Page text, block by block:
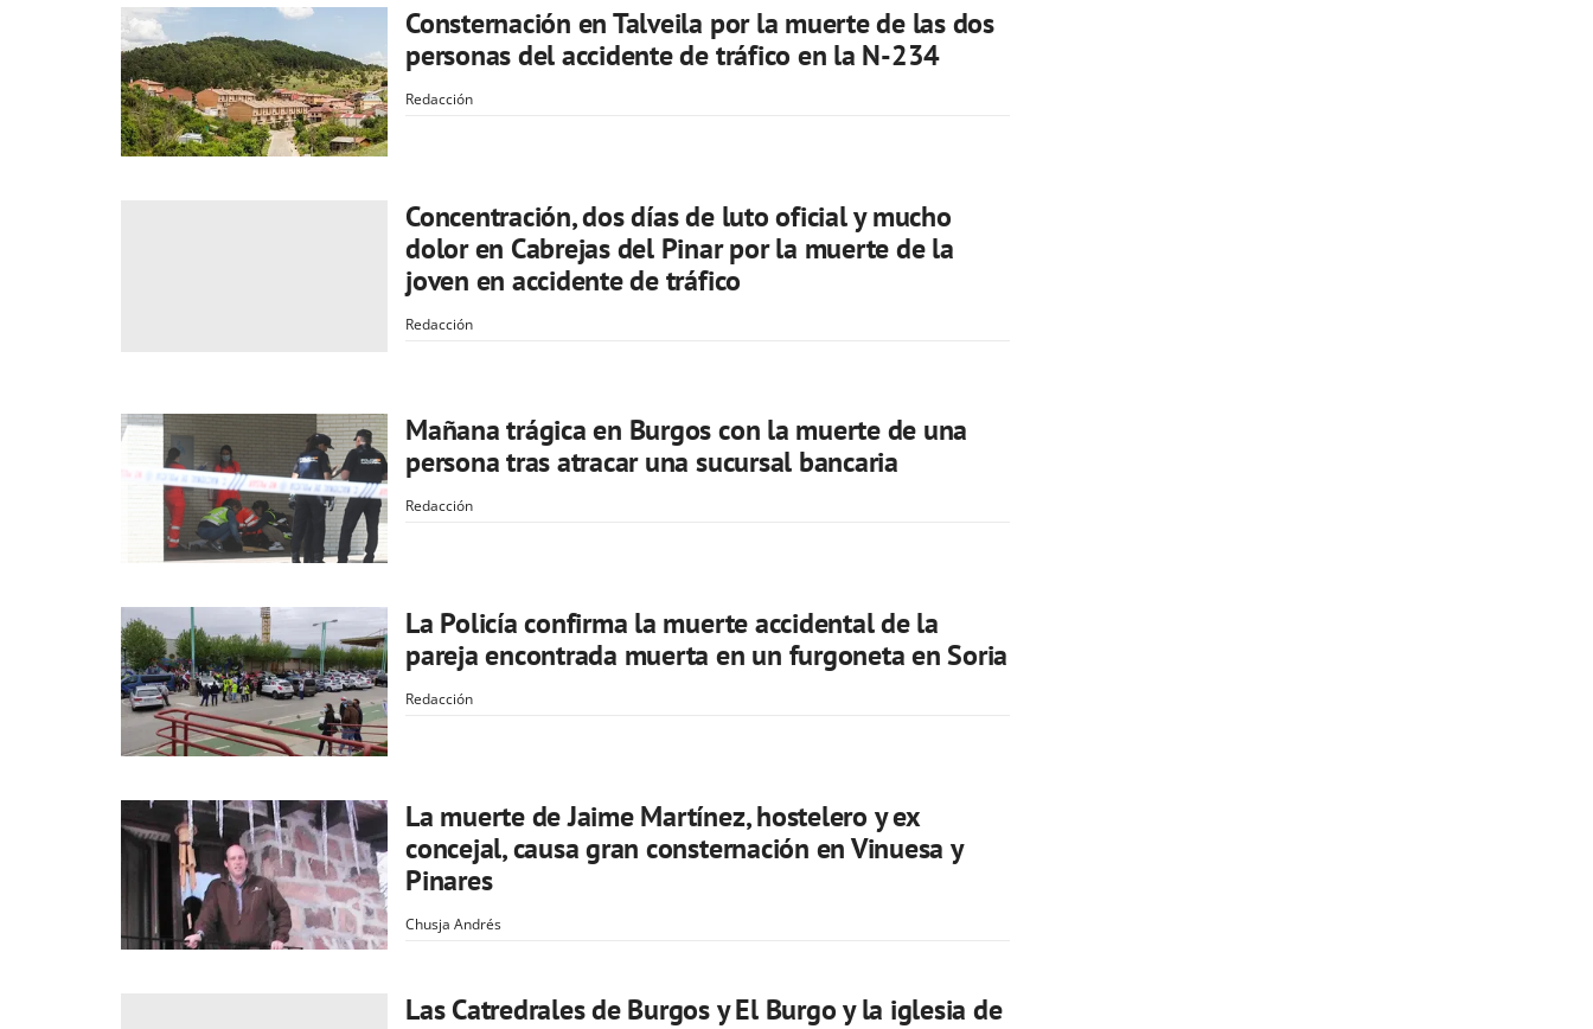
Consternación en Talveila por la muerte de las dos
personas del accidente de tráfico en la N-234
Redacción
Concentración, dos días de luto oficial y mucho
dolor en Cabrejas del Pinar por la muerte de la
joven en accidente de tráfico
Redacción
Mañana trágica en Burgos con la muerte de una
persona tras atracar una sucursal bancaria
Redacción
La Policía confirma la muerte accidental de la
pareja encontrada muerta en un furgoneta en Soria
Redacción
La muerte de Jaime Martínez, hostelero y ex
concejal, causa gran consternación en Vinuesa y
Pinares
Chusja Andrés
Las Catredrales de Burgos y El Burgo y la iglesia de